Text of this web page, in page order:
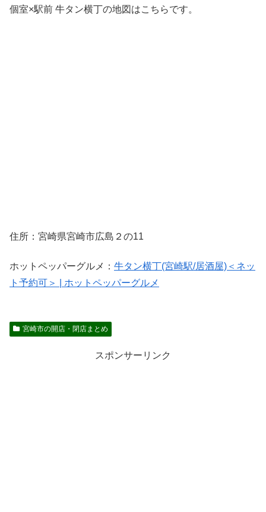
個室×駅前 牛タン横丁の地図はこちらです。
住所：宮崎県宮崎市広島２の11
ホットペッパーグルメ： 牛タン横丁(宮崎駅/居酒屋)＜ネッ
ト予約可＞ | ホットペッパーグルメ
宮崎市の開店・閉店まとめ
スポンサーリンク